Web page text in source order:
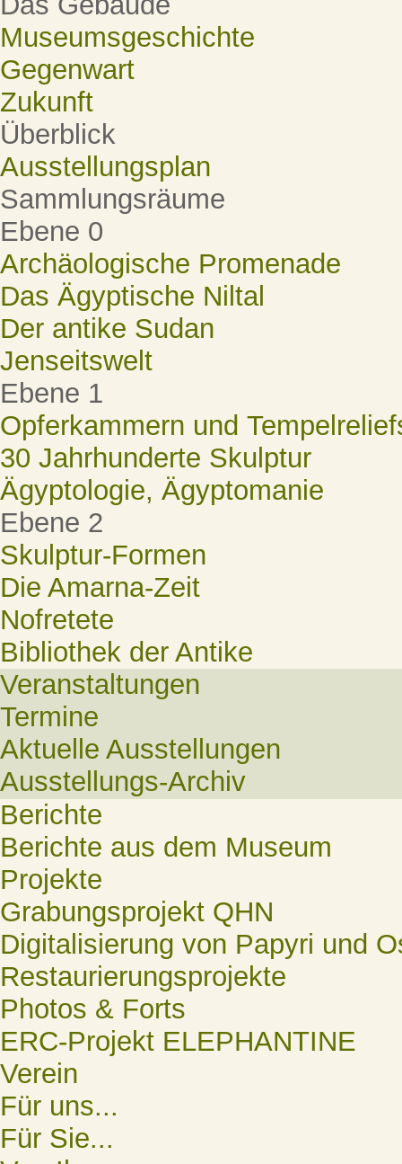
Museumsgeschichte
Gegenwart
Zukunft
Überblick
Ausstellungsplan
Sammlungsräume
Ebene 0
Archäologische Promenade
Das Ägyptische Niltal
Der antike Sudan
Jenseitswelt
Ebene 1
Opferkammern und
30 Jahrhunderte Skulptur
Ägyptologie, Ägyptomanie
Ebene 2
Skulptur-Formen
Die Amarna-Zeit
Nofretete
Bibliothek der Antike
Veranstaltungen
Termine
Aktuelle Ausstellungen
Ausstellungs-Archiv
Berichte
Berichte aus dem Museum
Projekte
Grabungsprojekt QHN
Digitalisierung von Papyri und
Restaurierungsprojekte
Photos & Forts
ERC-Projekt ELEPHANTINE
Verein
Für uns...
Für Sie...